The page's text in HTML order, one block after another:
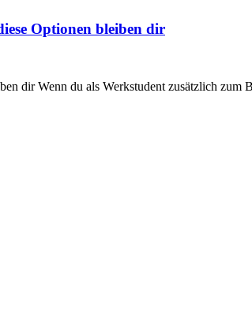
Optionen bleiben dir
dir Wenn du als Werkstudent zusätzlich